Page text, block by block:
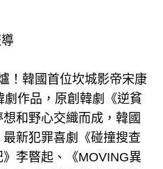
！韓國首位坎城影帝宋康
作品，原創韓劇《逆貧
和野心交織而成，韓國
新犯罪喜劇《碰撞搜查
李暋起、《MOVING異